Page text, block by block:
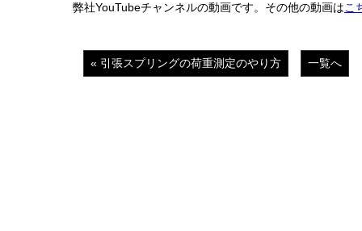
弊社YouTubeチャンネルの動画です。その他の動画はこ
« 引張スプリングの荷重測定のやり方 一覧へ